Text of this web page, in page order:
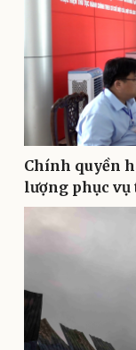
Bóng đá
Lịch thi đấu bóng đá
Thế giới thể thao
eSports
Hậu trường
Chính quyền
lượng phục vụ